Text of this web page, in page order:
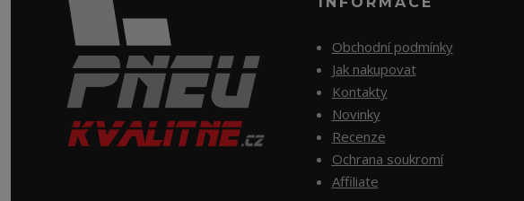
Obchodní podmínky
Jak nakupovat
Kontakty
Novinky
Recenze
Ochrana soukromí
Affiliate